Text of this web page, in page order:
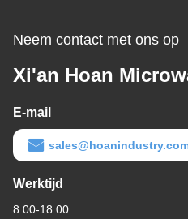
Neem contact met ons op
Xi'an Hoan
E-mail
Werktijd
8:00-18:00